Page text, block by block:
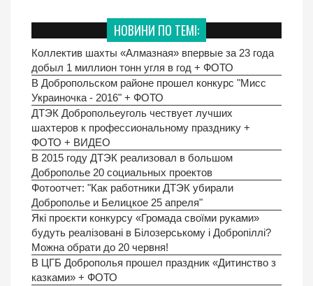
НОВИНИ ПО ТЕМІ:
Коллектив шахты «Алмазная» впервые за 23 года
добыл 1 миллион тонн угля в год + ФОТО
В Добропольском районе прошел конкурс "Мисс
Украиночка - 2016" + ФОТО
ДТЭК Добропольеуголь чествует лучших
шахтеров к профессиональному празднику +
ФОТО + ВИДЕО
В 2015 году ДТЭК реализовал в большом
Доброполье 20 социальных проектов
Фотоотчет: "Как работники ДТЭК убирали
Доброполье и Белицкое 25 апреля"
Які проєкти конкурсу «Громада своїми руками»
будуть реалізовані в Білозерському і Добропіллі?
Можна обрати до 20 червня!
В ЦГБ Доброполья прошел праздник «Дитинство з
казками» + ФОТО